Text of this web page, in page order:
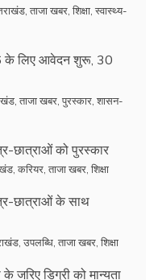
ताजा खबर शिक्षा स्वास्थ्य-
के लिए आवेदन शुरू, 30
ताजा खबर पुरस्कार शासन-
छात्राओं को पुरस्कार
करियर ताजा खबर शिक्षा
छात्राओं के साथ
उपलब्धि ताजा खबर शिक्षा
जरिए डिग्री को मान्यता